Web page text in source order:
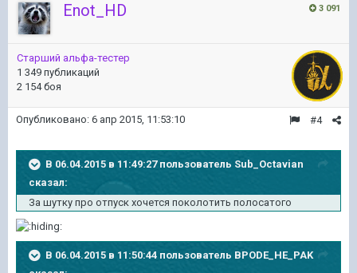
3 091
Enot_HD
Старший альфа-тестер
1 349 публикаций
2 154 боя
#4
Опубликовано: 6 апр 2015, 11:53:10
В 06.04.2015 в 11:49:27 пользователь Sub_Octavian
сказал:
За шутку про отпуск хочется поколотить полосатого
В 06.04.2015 в 11:50:44 пользователь BPODE_HE_PAK